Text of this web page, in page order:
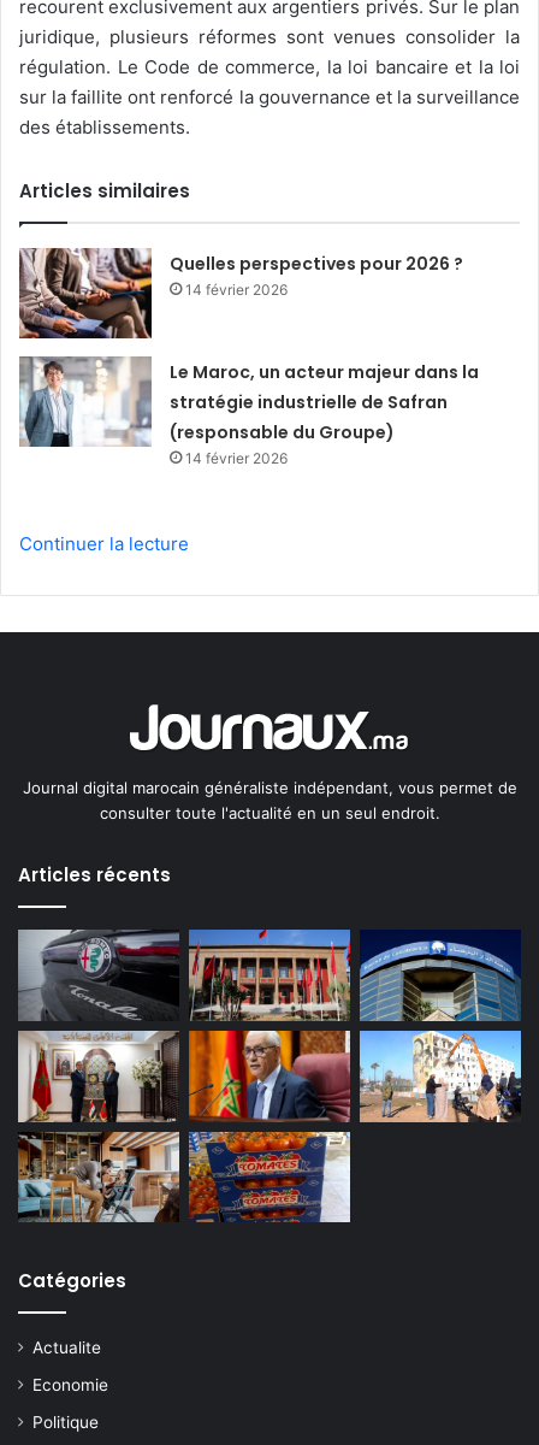
recourent exclusivement aux argentiers privés. Sur le plan
juridique, plusieurs réformes sont venues consolider la
régulation. Le Code de commerce, la loi bancaire et la loi
sur la faillite ont renforcé la gouvernance et la surveillance
des établissements.
Articles similaires
Quelles perspectives pour 2026 ?
14 février 2026
Le Maroc, un acteur majeur dans la
stratégie industrielle de Safran
(responsable du Groupe)
14 février 2026
Continuer la lecture
Journal digital marocain généraliste indépendant, vous permet de
consulter toute l'actualité en un seul endroit.
Articles récents
Catégories
Actualite
Economie
Politique